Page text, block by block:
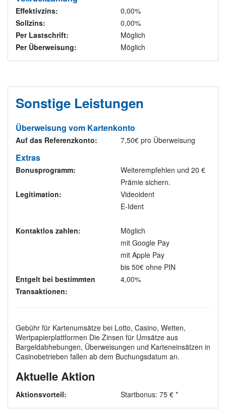
Effektivzins:
0,00%
Sollzins:
0,00%
Per Lastschrift:
Möglich
Per Überweisung:
Möglich
Sonstige Leistungen
Überweisung vom Kartenkonto
Auf das Referenzkonto: 7,50€ pro Überweisung
Extras
Bonusprogramm:
Weiterempfehlen und 20 €
Prämie sichern.
Legitimation:
Videoident
E-Ident
Kontaktlos zahlen:
Möglich
mit Google Pay
mit Apple Pay
bis 50€ ohne PIN
Entgelt bei bestimmten
Transaktionen:
4,00%
Gebühr für Kartenumsätze bei Lotto, Casino, Wetten,
Wertpapierplattformen Die Zinsen für Umsätze aus
Bargeldabhebungen, Überweisungen und Karteneinsätzen in
Casinobetrieben fallen ab dem Buchungsdatum an.
Aktuelle Aktion
Aktionsvorteil: Startbonus: 75 € *